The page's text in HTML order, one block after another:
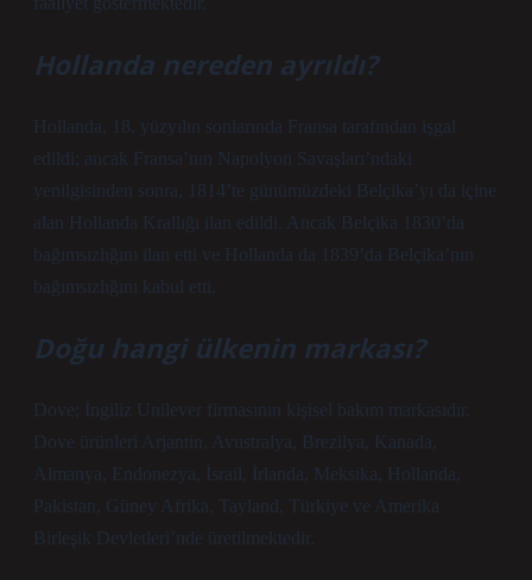
Hollanda nereden ayrıldı?
Hollanda, 18. yüzyılın sonlarında Fransa tarafından işgal
edildi; ancak Fransa’nın Napolyon Savaşları’ndaki
yenilgisinden sonra, 1814’te günümüzdeki Belçika’yı da içine
alan Hollanda Krallığı ilan edildi. Ancak Belçika 1830’da
bağımsızlığını ilan etti ve Hollanda da 1839’da Belçika’nın
bağımsızlığını kabul etti.
Doğu hangi ülkenin markası?
Dove; İngiliz Unilever firmasının kişisel bakım markasıdır.
Dove ürünleri Arjantin, Avustralya, Brezilya, Kanada,
Almanya, Endonezya, İsrail, İrlanda, Meksika, Hollanda,
Pakistan, Güney Afrika, Tayland, Türkiye ve Amerika
Birleşik Devletleri’nde üretilmektedir.